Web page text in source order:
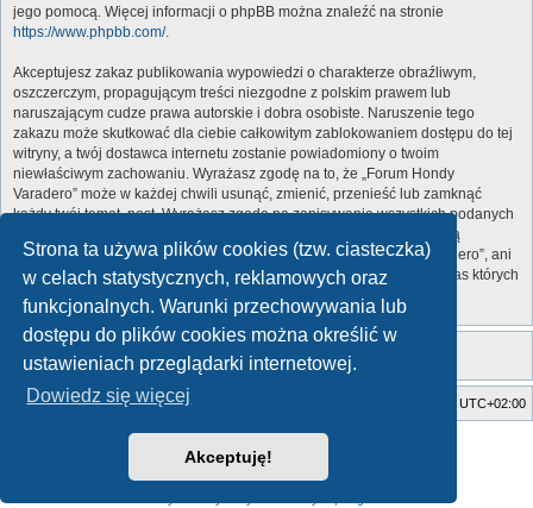
Strona ta używa plików cookies (tzw. ciasteczka)
w celach statystycznych, reklamowych oraz
funkcjonalnych. Warunki przechowywania lub
dostępu do plików cookies można określić w
ustawieniach przeglądarki internetowej.
Dowiedz się więcej
Akceptuję!
jego pomocą. Więcej informacji o phpBB można znaleźć na stronie
https://www.phpbb.com/.
Akceptujesz zakaz publikowania wypowiedzi o charakterze obraźliwym,
oszczerczym, propagującym treści niezgodne z polskim prawem lub
naruszającym cudze prawa autorskie i dobra osobiste. Naruszenie tego
zakazu może skutkować dla ciebie całkowitym zablokowaniem dostępu do tej
witryny, a twój dostawca internetu zostanie powiadomiony o twoim
niewłaściwym zachowaniu. Wyrażasz zgodę na to, że „Forum Hondy
Varadero” może w każdej chwili usunąć, zmienić, przenieść lub zamknąć
każdy twój temat, post. Wyrażasz zgodę na zapisywanie wszystkich podanych
przez ciebie informacji w naszej bazie danych. Informacje te nie będą
przekazywane nikomu bez twojej zgody, ale ani „Forum Hondy Varadero”, ani
phpBB nie ponosi odpowiedzialności za włamania do witryny, podczas których
może dojść do kradzieży danych.
Strona główna UTC+02:00
Zuma Portal
Technologię dostarczaphpBB® Forum Software © phpBB Limited
Polski pakiet językowy dostarcza